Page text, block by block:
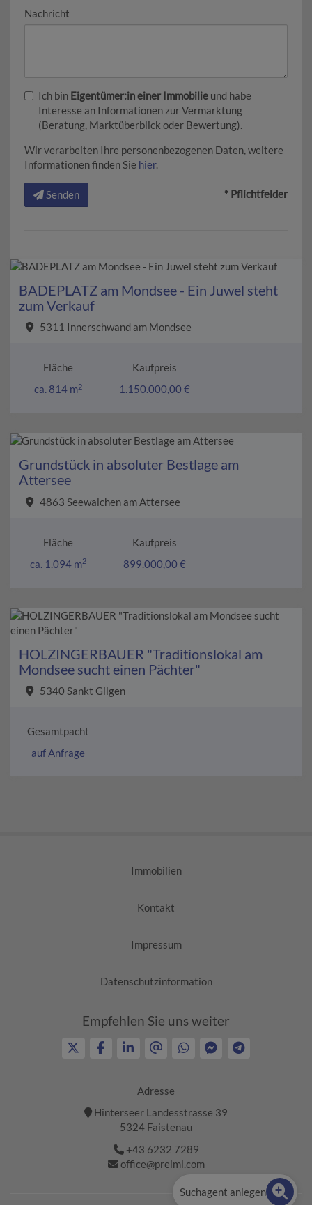
Nachricht
Ich bin Eigentümer:in einer Immobilie und habe
Interesse an Informationen zur Vermarktung
(Beratung, Marktüberblick oder Bewertung).
Wir verarbeiten Ihre personenbezogenen Daten, weitere
Informationen finden Sie hier.
Senden * Pflichtfelder
BADEPLATZ am Mondsee - Ein Juwel steht
zum Verkauf
5311 Innerschwand am Mondsee
Fläche
ca. 814 m2
Kaufpreis
1.150.000,00 €
Grundstück in absoluter Bestlage am
Attersee
4863 Seewalchen am Attersee
Fläche
ca. 1.094 m2
Kaufpreis
899.000,00 €
HOLZINGERBAUER "Traditionslokal am
Mondsee sucht einen Pächter"
5340 Sankt Gilgen
Gesamtpacht
auf Anfrage
Immobilien
Kontakt
Impressum
Datenschutzinformation
Empfehlen Sie uns weiter
Adresse
Hinterseer Landesstrasse 39
5324 Faistenau
+43 6232 7289
office@preiml.com
Suchagent anlegen